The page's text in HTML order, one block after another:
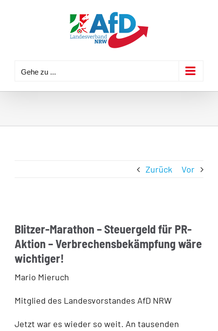
Gehe zu ...
Zurück Vor
Blitzer-Marathon – Steuergeld für PR-
Aktion – Verbrechensbekämpfung wäre
wichtiger!
Mario Mieruch
Mitglied des Landesvorstandes AfD NRW
Jetzt war es wieder so weit. An tausenden